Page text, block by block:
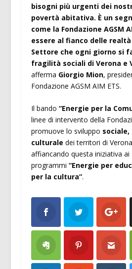
bisogni più urgenti dei
povertà abitativa. È un
come la Fondazione AGSM
essere al fianco delle
Settore che ogni giorno si
fragilità sociali di Verona e
afferma Giorgio Mion,
Fondazione AGSM AIM ETS.
Il bando “Energie per la
linee di intervento della
promuove lo sviluppo sociale,
culturale dei territori di
affiancando questa iniziativa ai
programmi “Energie per
per la cultura”.